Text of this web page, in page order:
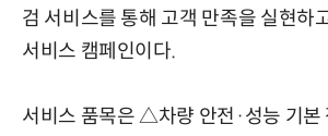
검 서비스를 통해 고객 만족을 실현하
서비스 캠페인이다.
서비스 품목은 △차량 안전·성능 기